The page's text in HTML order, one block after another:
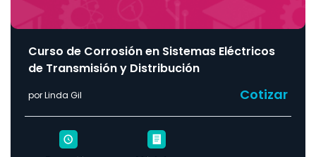
Curso de Corrosión en Sistemas Eléctricos
de Transmisión y Distribución
por Linda Gil Cotizar